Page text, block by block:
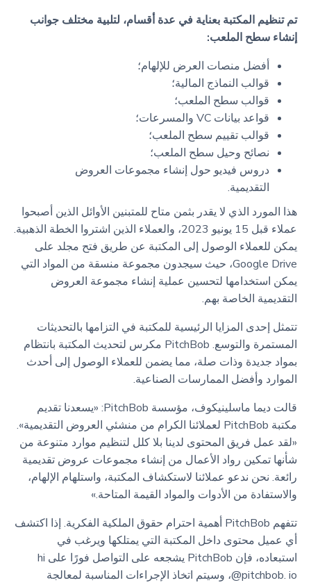
تم تنظيم المكتبة بعناية في عدة أقسام، لتلبية مختلف جوانب
إنشاء سطح الملعب:
أفضل منصات العرض للإلهام؛
قوالب النماذج المالية؛
قوالب سطح الملعب؛
قواعد بيانات VC والمسرعات؛
قوالب تقييم سطح الملعب؛
نصائح وحيل سطح الملعب؛
دروس فيديو حول إنشاء مجموعات العروض
التقديمية.
هذا المورد الذي لا يقدر بثمن متاح للمتبنين الأوائل الذين أصبحوا
عملاء قبل 15 يونيو 2023، والعملاء الذين اشتروا الخطة الذهبية.
يمكن للعملاء الوصول إلى المكتبة عن طريق فتح مجلد على
Google Drive، حيث سيجدون مجموعة منسقة من المواد التي
يمكن استخدامها لتحسين عملية إنشاء مجموعة العروض
التقديمية الخاصة بهم.
تتمثل إحدى المزايا الرئيسية للمكتبة في التزامها بالتحديثات
المستمرة والتوسع. PitchBob مكرس لتحديث المكتبة بانتظام
بمواد جديدة وذات صلة، مما يضمن للعملاء الوصول إلى أحدث
الموارد وأفضل الممارسات الصناعية.
قالت ديما ماسلينيكوف، مؤسسة PitchBob: «يسعدنا تقديم
مكتبة PitchBob لعملائنا الكرام من منشئي العروض التقديمية».
«لقد عمل فريق المحتوى لدينا بلا كلل لتنظيم موارد متنوعة من
شأنها تمكين رواد الأعمال من إنشاء مجموعات عروض تقديمية
رائعة. نحن ندعو عملائنا لاستكشاف المكتبة، واستلهام الإلهام،
والاستفادة من الأدوات والمواد القيمة المتاحة.»
تتفهم PitchBob أهمية احترام حقوق الملكية الفكرية. إذا اكتشف
أي عميل محتوى داخل المكتبة التي يمتلكها ويرغب في
استبعاده، فإن PitchBob يشجعه على التواصل فورًا على hi
@pitchbob. io، وسيتم اتخاذ الإجراءات المناسبة لمعالجة